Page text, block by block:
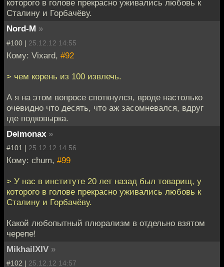
которого в голове прекрасно уживались любовь к
Сталину и Горбачёву.
Nord-M »
#100 | 25.12.12 14:55
Кому: Vixard, #92
> чем корень из 100 извлечь.
А я на этом вопросе споткнулся, вроде настолько
очевидно что десять, что аж засомневался, вдруг
где подковырка.
Deimonax »
#101 | 25.12.12 14:56
Кому: chum, #99
> У нас в институте 20 лет назад был товарищ, у
которого в голове прекрасно уживались любовь к
Сталину и Горбачёву.
Какой любопытный плюрализм в отдельно взятом
черепе!
MikhailXIV »
#102 | 25.12.12 14:57